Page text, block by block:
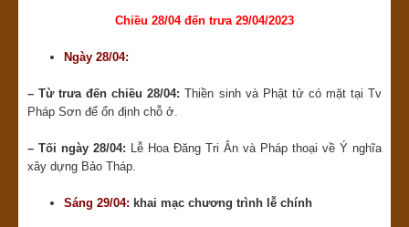
Chiều 28/04 đến trưa 29/04/2023
Ngày 28/04:
– Từ trưa đến chiều 28/04: Thiền sinh và Phật tử có mặt tại Tv
Pháp Sơn để ổn định chỗ ở.
– Tối ngày 28/04:
Lễ Hoa Đăng Tri Ân và Pháp thoại về Ý nghĩa
xây dựng Bảo Tháp.
Sáng 29/04: khai mạc chương trình lễ chính